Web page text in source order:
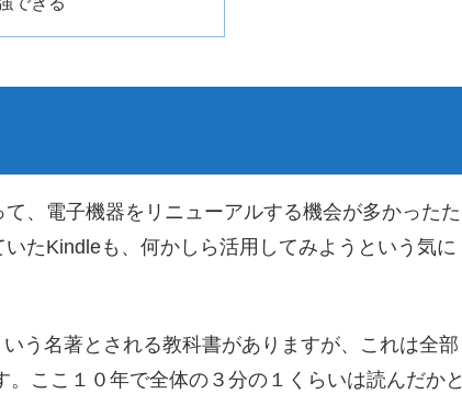
、電子機器をリニューアルする機会が多かったた
たKindleも、何かしら活用してみようという気に
う名著とされる教科書がありますが、これは全部
ここ１０年で全体の３分の１くらいは読んだかと